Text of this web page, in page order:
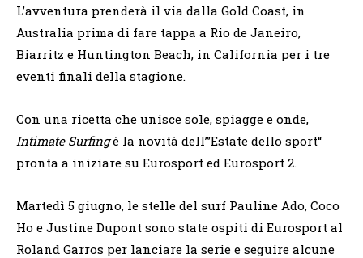
L’avventura prenderà il via dalla Gold Coast, in
Australia prima di fare tappa a Rio de Janeiro,
Biarritz e Huntington Beach, in California per i tre
eventi finali della stagione.
Con una ricetta che unisce sole, spiagge e onde,
Intimate Surfingè la novità dell’”Estate dello sport“
pronta a iniziare su Eurosport ed Eurosport 2.
Martedì 5 giugno, le stelle del surf Pauline Ado, Coco
Ho e Justine Dupont sono state ospiti di Eurosport al
Roland Garros per lanciare la serie e seguire alcune